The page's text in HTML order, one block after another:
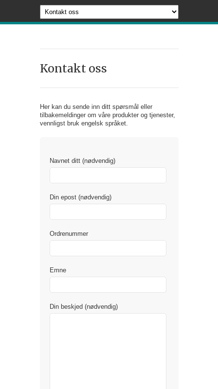
Kontakt oss
Her kan du sende inn ditt spørsmål eller
tilbakemeldinger om våre produkter og tjenester,
vennligst bruk engelsk språket.
Navnet ditt (nødvendig)
Din epost (nødvendig)
Ordrenummer
Emne
Din beskjed (nødvendig)